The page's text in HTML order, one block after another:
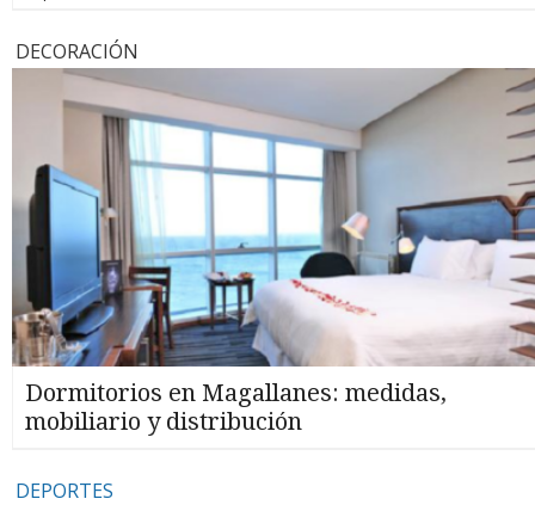
DECORACIÓN
Dormitorios en Magallanes: medidas,
mobiliario y distribución
DEPORTES